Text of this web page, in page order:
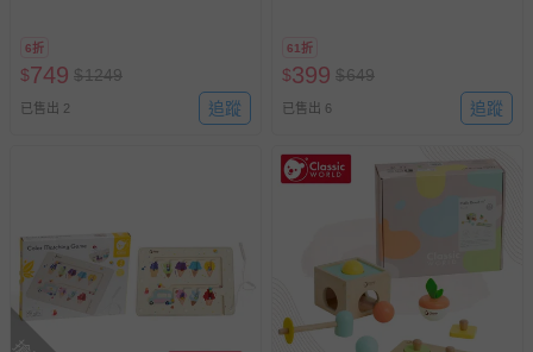
6折
$749 $1249
已售出 2 追蹤
61折
$399 $649
已售出 6 追蹤